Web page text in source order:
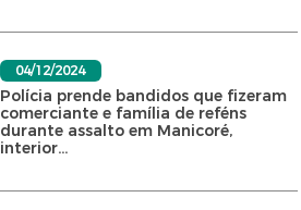
04/12/2024
Polícia prende bandidos que fizeram
comerciante e família de reféns
durante assalto em Manicoré,
interior...